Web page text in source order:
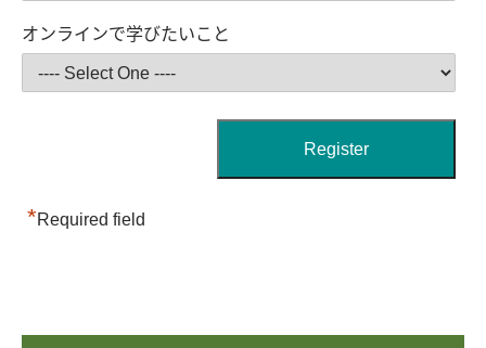
オンラインで学びたいこと
*Required field